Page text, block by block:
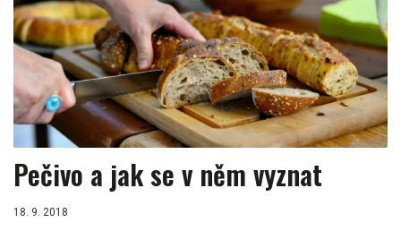
Pečivo a jak se v něm vyznat
18. 9. 2018